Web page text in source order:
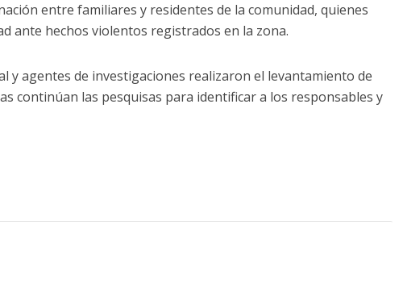
entre familiares y residentes de la comunidad, quienes
ante hechos violentos registrados en la zona.
y agentes de investigaciones realizaron el levantamiento de
continúan las pesquisas para identificar a los responsables y